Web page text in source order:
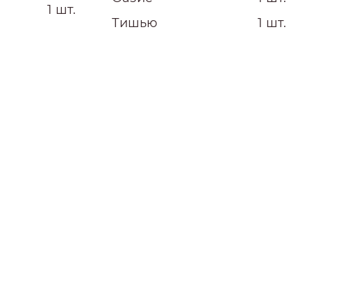
1 шт.
Тишью
1 шт.